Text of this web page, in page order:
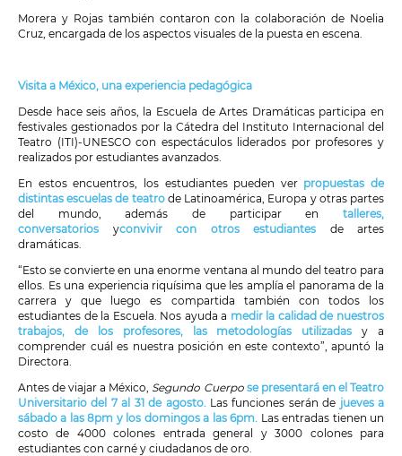
Morera y Rojas también contaron con la colaboración de Noelia
Cruz, encargada de los aspectos visuales de la puesta en escena.
Visita a México, una experiencia pedagógica
Desde hace seis años, la Escuela de Artes Dramáticas participa en
festivales gestionados por la Cátedra del Instituto Internacional del
Teatro (ITI)-UNESCO con espectáculos liderados por profesores y
realizados por estudiantes avanzados.
En estos encuentros, los estudiantes pueden ver propuestas de
distintas escuelas de teatrode Latinoamérica, Europa y otras partes
del mundo, además de participar en talleres,
conversatorios yconvivir con otros estudiantes de artes
dramáticas.
“Esto se convierte en una enorme ventana al mundo del teatro para
ellos. Es una experiencia riquísima que les amplía el panorama de la
carrera y que luego es compartida también con todos los
estudiantes de la Escuela. Nos ayuda a medir la calidad de nuestros
trabajos, de los profesores, las metodologías utilizadas y a
comprender cuál es nuestra posición en este contexto”, apuntó la
Directora.
Antes de viajar a México, Segundo Cuerpo se presentará en el Teatro
Universitario del 7 al 31 de agosto. Las funciones serán de jueves a
sábado a las 8pm y los domingos a las 6pm. Las entradas tienen un
costo de 4000 colones entrada general y 3000 colones para
estudiantes con carné y ciudadanos de oro.